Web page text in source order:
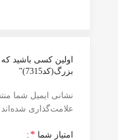
اولین کسی باشید
بزرگ(کد7315)”
نشانی ایمیل شما
علامت‌گذاری شده‌اند
امتیاز شما *